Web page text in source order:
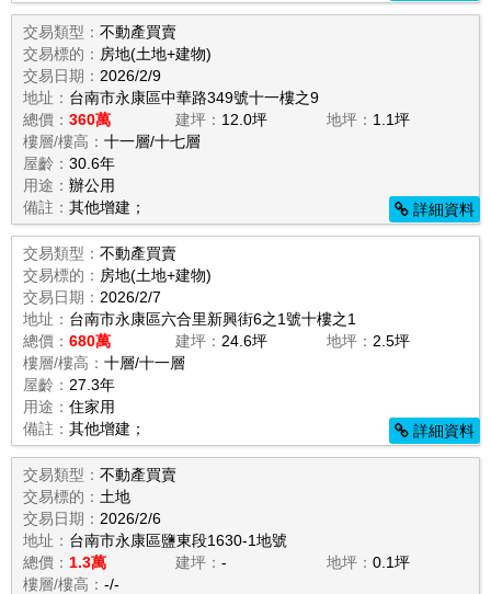
交易類型： 不動產買賣
交易標的： 房地(土地+建物)
交易日期： 2026/2/9
地址： 台南市永康區中華路349號十一樓之9
總價： 360萬 建坪： 12.0坪 地坪： 1.1坪
樓層/樓高： 十一層/十七層
屋齡： 30.6年
用途： 辦公用
備註： 其他增建； 詳細資料
交易類型： 不動產買賣
交易標的： 房地(土地+建物)
交易日期： 2026/2/7
地址： 台南市永康區六合里新興街6之1號十樓之1
總價： 680萬 建坪： 24.6坪 地坪： 2.5坪
樓層/樓高： 十層/十一層
屋齡： 27.3年
用途： 住家用
備註： 其他增建； 詳細資料
交易類型： 不動產買賣
交易標的： 土地
交易日期： 2026/2/6
地址： 台南市永康區鹽東段1630-1地號
總價： 1.3萬 建坪： - 地坪：0.1坪
樓層/樓高： -/-